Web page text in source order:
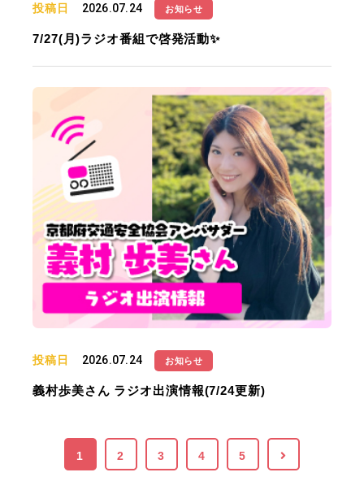
投稿日 2026.07.24 お知らせ
7/27(月)ラジオ番組で啓発活動✨
投稿日 2026.07.24 お知らせ
義村歩美さん ラジオ出演情報(7/24更新)
1 2 3 4 5